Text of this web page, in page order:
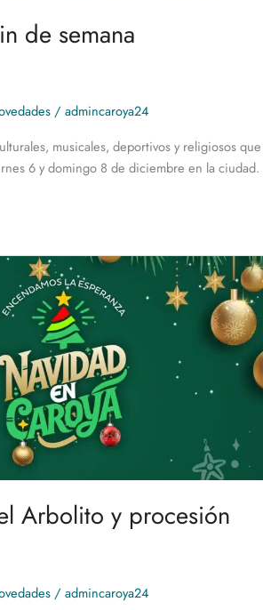
de semana
/ admincaroya24
musicales, deportivos y religiosos que
6 y domingo 8 de diciembre en la ciudad.
Arbolito y procesión
/ admincaroya24